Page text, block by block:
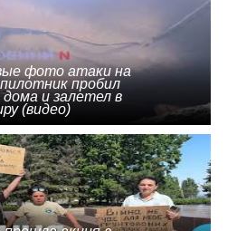
фото атаки на
пробил
и залетел в
(видео)